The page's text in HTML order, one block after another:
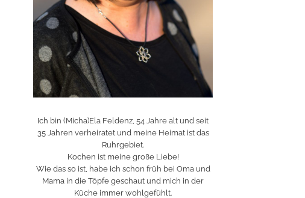
Ich bin (Micha)Ela Feldenz, 54 Jahre alt und seit
35 Jahren verheiratet und meine Heimat ist das
Ruhrgebiet.
Kochen ist meine große Liebe!
Wie das so ist, habe ich schon früh bei Oma und
Mama in die Töpfe geschaut und mich in der
Küche immer wohlgefühlt.